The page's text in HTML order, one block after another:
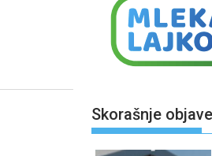
Skorašnje objave